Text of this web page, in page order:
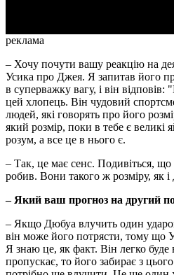
реклама
– Хочу почути вашу реакцію на
Усика про Джея. Я запитав його
в суперважку вагу, і він відповів:
цей хлопець. Він чудовий
людей, які говорять про його
який розмір, поки в тебе є великі
розум, а все це в нього є.
– Так, це має сенс. Подивіться, що
робив. Вони такого ж розміру, як
– Який ваш прогноз на другий
– Якщо Дюбуа влучить один
він може його потрясти, тому що
Я знаю це, як факт. Він легко
пропускає, то його забирає з